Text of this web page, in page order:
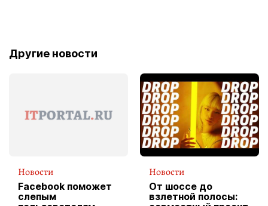
Другие новости
Новости
Facebook поможет
слепым
Новости
От шоссе до
взлетной полосы: